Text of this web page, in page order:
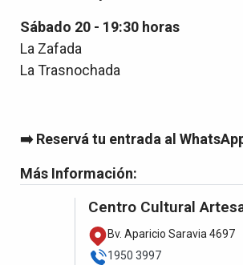
Sábado 20 - 19:30 horas
La Zafada
La Trasnochada
➡️ Reservá tu entrada al
Más Información:
Centro Cultural
Bv. Aparicio Saravia 4697
1950 3997